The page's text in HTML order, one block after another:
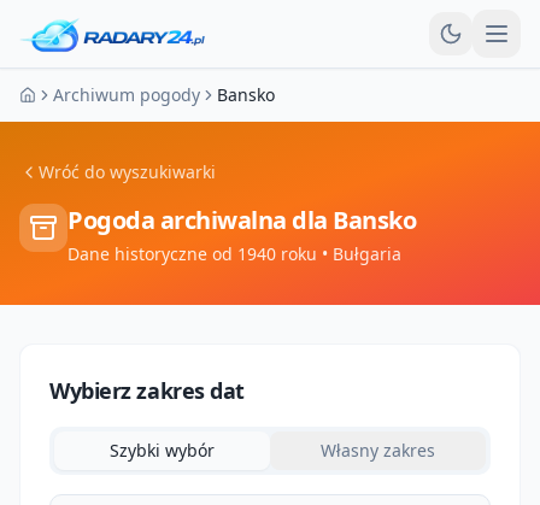
Strona główna
Archiwum pogody Bansko
Wróć do wyszukiwarki
Pogoda archiwalna dla Bansko
Dane historyczne od 1940 roku • Bułgaria
Wybierz zakres dat
Szybki wybór Własny zakres